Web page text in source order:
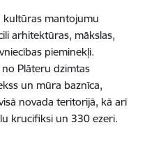
kultūras mantojumu
arhitektūras, mākslas,
pieminekļi.
Plāteru dzimtas
un mūra baznīca,
novada teritorijā, kā arī
krucifiksi un 330 ezeri.